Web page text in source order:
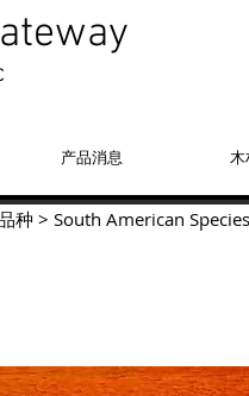
产品消息 木
种 > South American Species